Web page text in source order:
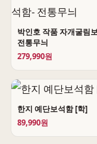
박인호 작품 자개굴림
전통무늬
279,990원
한지 예단보석함 [학]
89,990원